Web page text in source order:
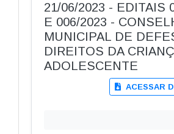
21/06/2023 - EDITAIS
E 006/2023 -
MUNICIPAL DE
DIREITOS DA
ADOLESCENTE
ACESSAR